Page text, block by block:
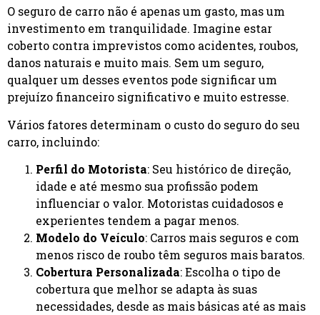
O seguro de carro não é apenas um gasto, mas um
investimento em tranquilidade. Imagine estar
coberto contra imprevistos como acidentes, roubos,
danos naturais e muito mais. Sem um seguro,
qualquer um desses eventos pode significar um
prejuízo financeiro significativo e muito estresse.
Vários fatores determinam o custo do seguro do seu
carro, incluindo:
Perfil do Motorista: Seu histórico de direção,
idade e até mesmo sua profissão podem
influenciar o valor. Motoristas cuidadosos e
experientes tendem a pagar menos.
Modelo do Veículo: Carros mais seguros e com
menos risco de roubo têm seguros mais baratos.
Cobertura Personalizada: Escolha o tipo de
cobertura que melhor se adapta às suas
necessidades, desde as mais básicas até as mais